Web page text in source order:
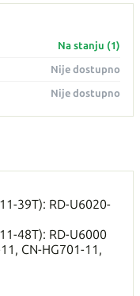
Na stanju (1)
Nije dostupno
Nije dostupno
39T): RD-U6020-
48T): RD-U6000
CN-HG701-11,